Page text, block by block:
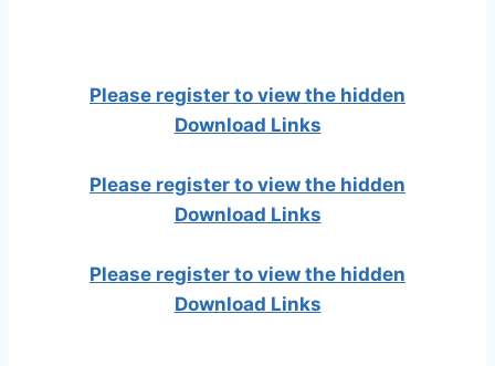
Please register to view the hidden
Download Links
Please register to view the hidden
Download Links
Please register to view the hidden
Download Links